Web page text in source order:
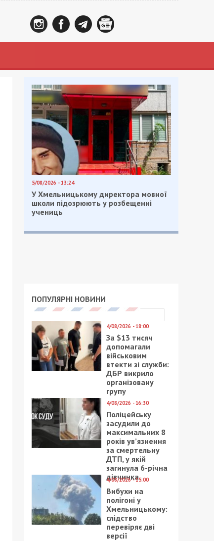
5/08/2026 - 13:24
У Хмельницькому директора мовної
школи підозрюють у розбещенні
учениць
ПОПУЛЯРНІ НОВИНИ
4/08/2026 - 18:00
За $13 тисяч
допомагали
військовим
втекти зі служби:
ДБР викрило
організовану
групу
4/08/2026 - 16:30
Поліцейську
засудили до
максимальних 8
років ув’язнення
за смертельну
ДТП, у якій
загинула 6-річна
дівчинка
4/08/2026 - 15:00
Вибухи на
полігоні у
Хмельницькому:
слідство
перевіряє дві
версії